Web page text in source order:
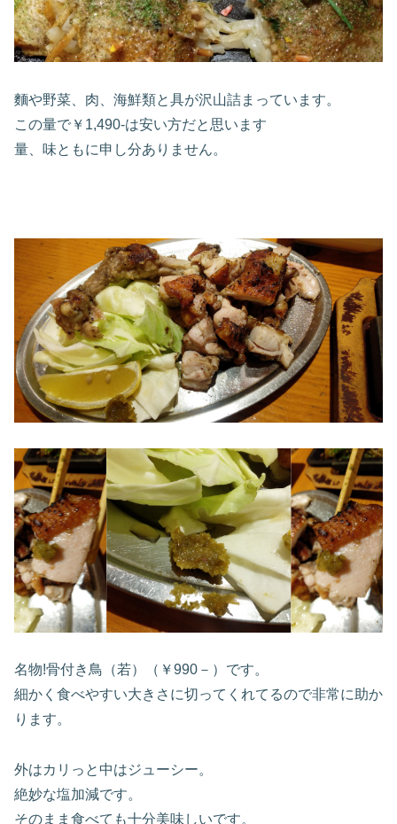
麵や野菜、肉、海鮮類と具が沢山詰まっています。
この量で￥1,490-は安い方だと思います
量、味ともに申し分ありません。
名物!骨付き鳥（若）（￥990－）です。
細かく食べやすい大きさに切ってくれてるので非常に助か
ります。
外はカリっと中はジューシー。
絶妙な塩加減です。
そのまま食べても十分美味しいです。